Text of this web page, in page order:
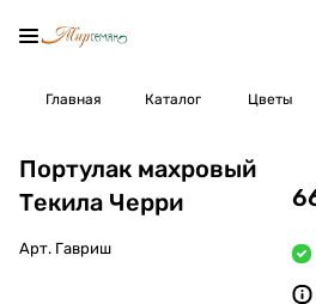
Главная Каталог Цветы
Портулак махровый
Текила Черри
Арт. Гавриш